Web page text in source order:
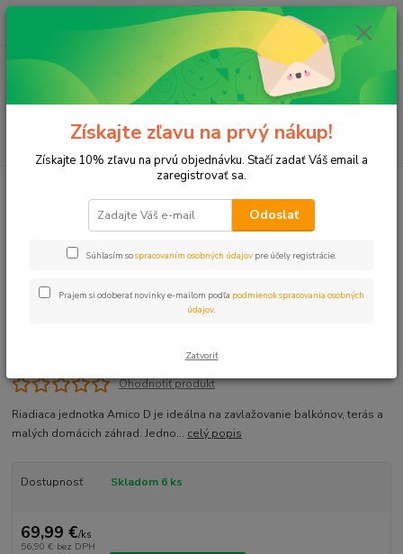
Menu
(Po-Pia, 8-17 hod.)
ks
za0 €
Programátor RN AMICO D 2
Programátor RN AMICO D 2
Ohodnotiť produkt
Riadiaca jednotka Amico D je ideálna na zavlažovanie balkónov, terás a
malých domácich záhrad. Jedno... celý popis
Dostupnosť Skladom 6 ks
69,99 €/ks
56,90 € bez DPH
Získajte zľavu na prvý nákup!
Získajte 10% zľavu na prvú objednávku. Stačí zadať Váš email a
zaregistrovať sa.
Odoslať
Súhlasím sospracovaním osobných údajov pre účely registrácie.
Prajem si odoberať novinky e-mailom podľa podmienok spracovania osobných
údajov
Zatvoriť